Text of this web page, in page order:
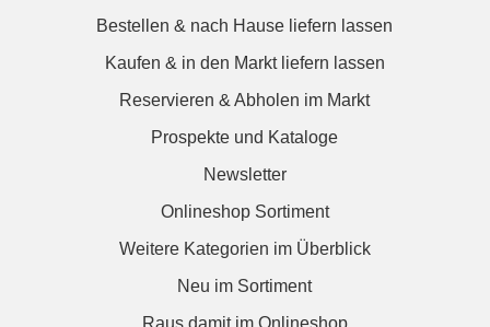
Bestellen & nach Hause liefern lassen
Kaufen & in den Markt liefern lassen
Reservieren & Abholen im Markt
Prospekte und Kataloge
Newsletter
Onlineshop Sortiment
Weitere Kategorien im Überblick
Neu im Sortiment